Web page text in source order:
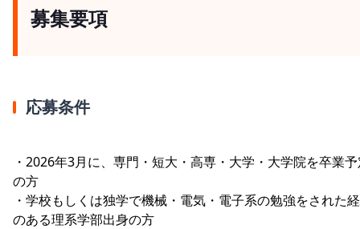
募集要項
応募条件
・2026年3月に、専門・短大・高専・大学・大学院を卒業
の方
・学校もしくは独学で機械・電気・電子系の勉強をされた
のある理系学部出身の方